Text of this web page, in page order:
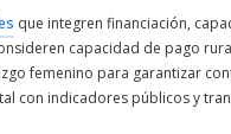
que integren financiación,
capacidad de pago
femenino para garantizar
con indicadores públicos y